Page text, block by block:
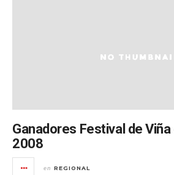
Ganadores Festival de
2008
en REGIONAL